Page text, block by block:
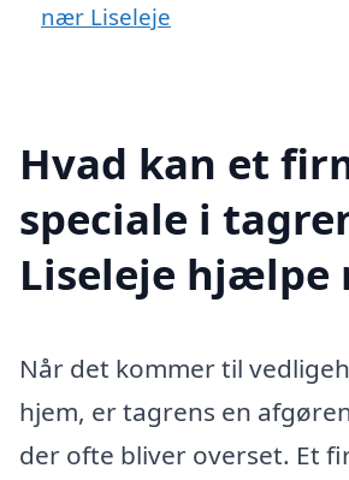
nær Liseleje
Hvad kan et
speciale i
Liseleje hjælpe
Når det kommer til
hjem, er tagrens en
der ofte bliver overset. Et